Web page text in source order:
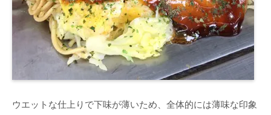
ウエットな仕上りで下味が薄いため、全体的には薄味な印象